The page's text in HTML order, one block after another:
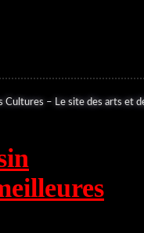
Cultures – Le site des arts et